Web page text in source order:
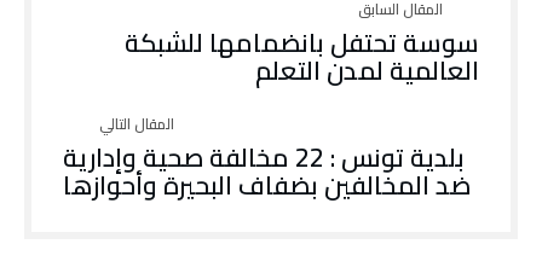
سوسة تحتفل بانضمامها للشبكة
العالمية لمدن التعلم
بلدية تونس : 22 مخالفة صحية وإدارية
ضد المخالفين بضفاف البحيرة وأحوازها